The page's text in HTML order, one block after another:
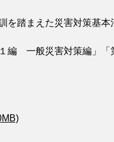
踏まえた災害対策基
編 一般災害対策編」